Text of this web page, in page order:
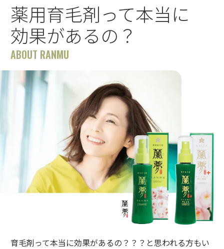
薬用育毛剤って本当に
効果があるの？
ABOUT RANMU
育毛剤って本当に効果があるの？？？と思われる方もい